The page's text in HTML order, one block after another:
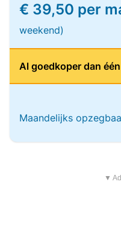
€ 39,50 per
weekend)
Al goedkoper dan
Maandelijks
▼